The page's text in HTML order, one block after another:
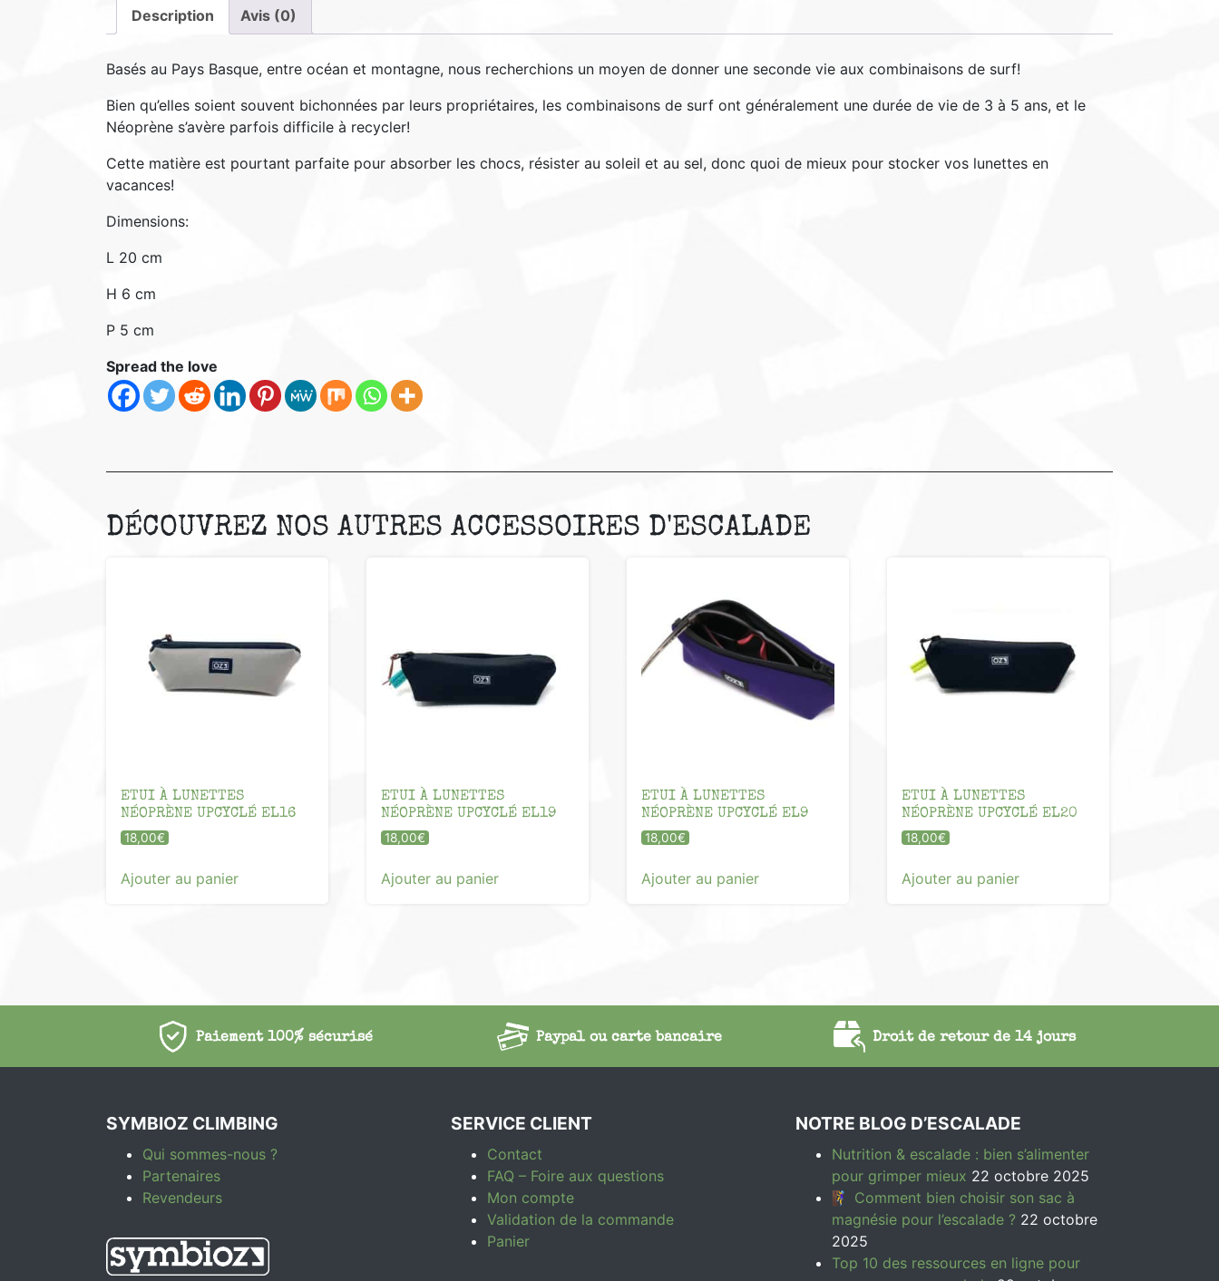
Description Avis (0)
Basés au Pays Basque, entre océan et montagne, nous recherchions un moyen de donner une seconde vie aux combinaisons de surf!
Bien qu’elles soient souvent bichonnées par leurs propriétaires, les combinaisons de surf ont généralement une durée de vie de 3 à 5 ans, et le
Néoprène s’avère parfois difficile à recycler!
Cette matière est pourtant parfaite pour absorber les chocs, résister au soleil et au sel, donc quoi de mieux pour stocker vos lunettes en
vacances!
Dimensions:
L 20 cm
H 6 cm
P 5 cm
Spread the love
DÉCOUVREZ NOS AUTRES ACCESSOIRES D'ESCALADE
ETUI À LUNETTES
NÉOPRÈNE UPCYCLÉ EL16
18,00€
Ajouter au panier
ETUI À LUNETTES
NÉOPRÈNE UPCYCLÉ EL19
18,00€
Ajouter au panier
ETUI À LUNETTES
NÉOPRÈNE UPCYCLÉ EL9
18,00€
Ajouter au panier
ETUI À LUNETTES
NÉOPRÈNE UPCYCLÉ EL20
18,00€
Ajouter au panier
Paiement 100% sécurisé Paypal ou carte bancaire Droit de retour de 14 jours
SYMBIOZ CLIMBING
Qui sommes-nous ?
Partenaires
Revendeurs
SERVICE CLIENT
Contact
FAQ – Foire aux questions
Mon compte
Validation de la commande
Panier
NOTRE BLOG D’ESCALADE
Nutrition & escalade : bien s’alimenter
pour grimper mieux 22 octobre 2025
🧗‍♀️ Comment bien choisir son sac à
magnésie pour l’escalade ? 22 octobre
2025
Top 10 des ressources en ligne pour